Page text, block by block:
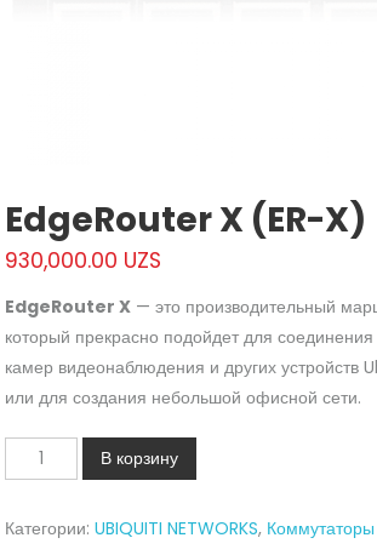
EdgeRouter X (ER-X)
930,000.00 UZS
EdgeRouter X — это производительный
который прекрасно подойдет для соединения
камер видеонаблюдения и других устройств
или для создания небольшой офисной сети.
Количество
EdgeRouter
(ER-
В корзину
Категории:UBIQUITI NETWORKS, Коммутаторы